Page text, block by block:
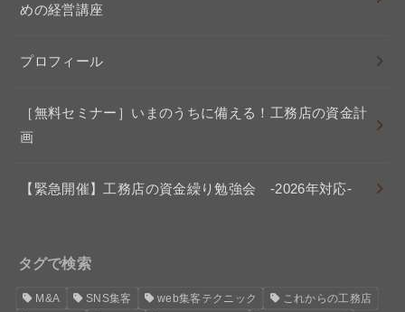
めの経営講座
プロフィール
［無料セミナー］いまのうちに備える！工務店の資金計
画
【緊急開催】工務店の資金繰り勉強会 -2026年対応-
タグで検索
M&A SNS集客 web集客テクニック
これからの工務店